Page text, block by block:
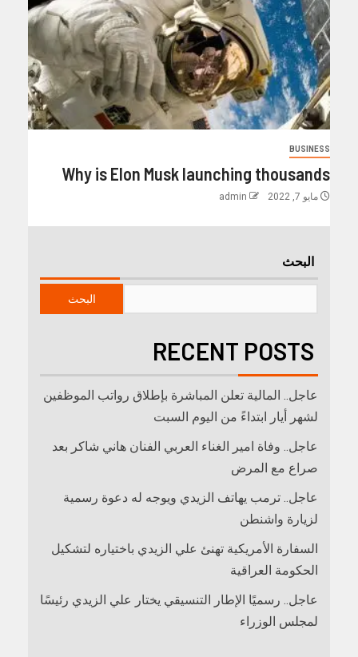
BUSINESS
Why is Elon Musk launching thousands
مايو 7, 2022 admin
البحث
البحث
RECENT POSTS
عاجل.. المالية تعلن المباشرة بإطلاق رواتب ‏الموظفين
لشهر أيار ابتداءً من اليوم السبت
عاجل.. وفاة امير الغناء العربي الفنان هاني شاكر بعد
صراع مع المرض
عاجل.. ترمب يهاتف الزيدي ويوجه له دعوة رسمية
لزيارة واشنطن
السفارة الأمريكية تهنئ علي الزيدي باختياره لتشكيل
الحكومة العراقية
عاجل.. رسميًا الإطار التنسيقي يختار علي الزيدي رئيسًا
لمجلس الوزراء